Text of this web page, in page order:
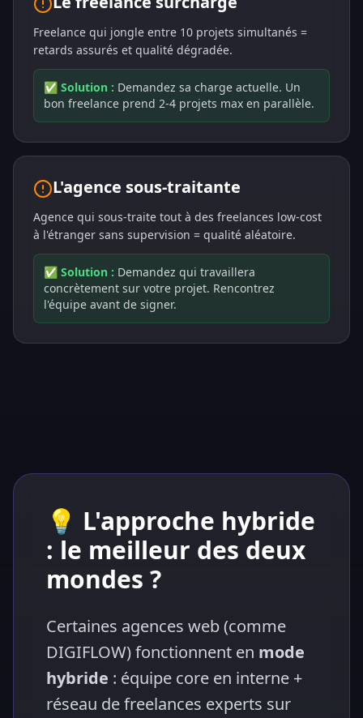
Freelance qui jongle entre 10 projets simultanés =
retards assurés et qualité dégradée.
✅ Solution : Demandez sa charge actuelle. Un
bon freelance prend 2-4 projets max en parallèle.
L'agence sous-traitante
Agence qui sous-traite tout à des freelances low-cost
à l'étranger sans supervision = qualité aléatoire.
✅ Solution : Demandez qui travaillera
concrètement sur votre projet. Rencontrez
l'équipe avant de signer.
💡 L'approche hybride
: le meilleur des deux
mondes ?
Certaines agences web (comme
DIGIFLOW) fonctionnent en mode
hybride : équipe core en interne +
réseau de freelances experts sur